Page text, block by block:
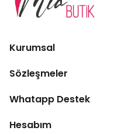
Kurumsal
Sözleşmeler
Whatapp Destek
Hesabım